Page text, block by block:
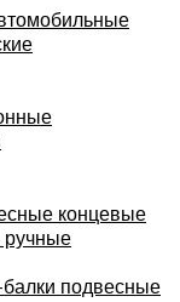
концевые
ручные
подвесные